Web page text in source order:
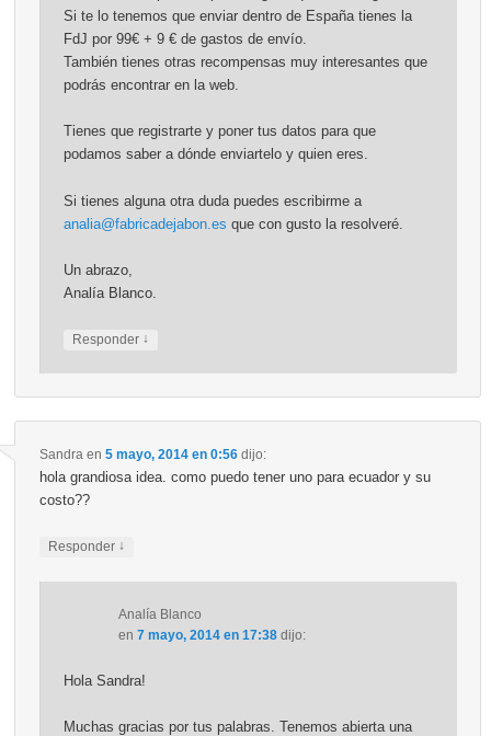
Si te lo tenemos que enviar dentro de España tienes la
FdJ por 99€ + 9 € de gastos de envío.
También tienes otras recompensas muy interesantes que
podrás encontrar en la web.
Tienes que registrarte y poner tus datos para que
podamos saber a dónde enviartelo y quien eres.
Si tienes alguna otra duda puedes escribirme a
analia@fabricadejabon.es que con gusto la resolveré.
Un abrazo,
Analía Blanco.
Responder ↓
Sandraen 5 mayo, 2014 en 0:56 dijo:
hola grandiosa idea. como puedo tener uno para ecuador y su
costo??
Responder ↓
Analía Blanco
en 7 mayo, 2014 en 17:38 dijo:
Hola Sandra!
Muchas gracias por tus palabras. Tenemos abierta una